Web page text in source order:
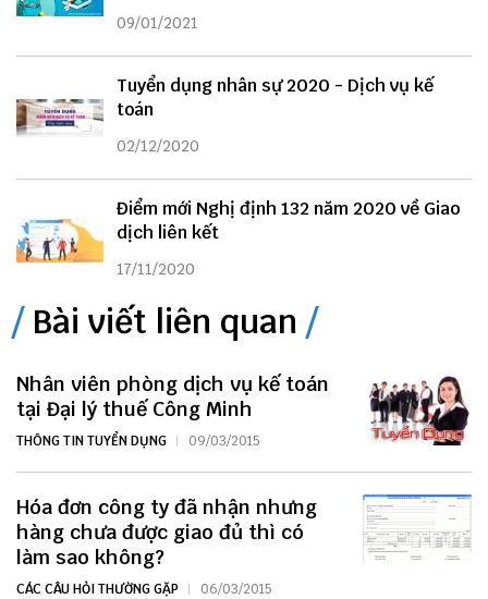
09/01/2021
Tuyển dụng nhân sự 2020 - Dịch vụ kế
toán
02/12/2020
Điểm mới Nghị định 132 năm 2020 về Giao
dịch liên kết
17/11/2020
Bài viết liên quan
Nhân viên phòng dịch vụ kế toán
tại Đại lý thuế Công Minh
THÔNG TIN TUYỂN DỤNG 09/03/2015
Hóa đơn công ty đã nhận nhưng
hàng chưa được giao đủ thì có
làm sao không?
CÁC CÂU HỎI THƯỜNG GẶP 06/03/2015